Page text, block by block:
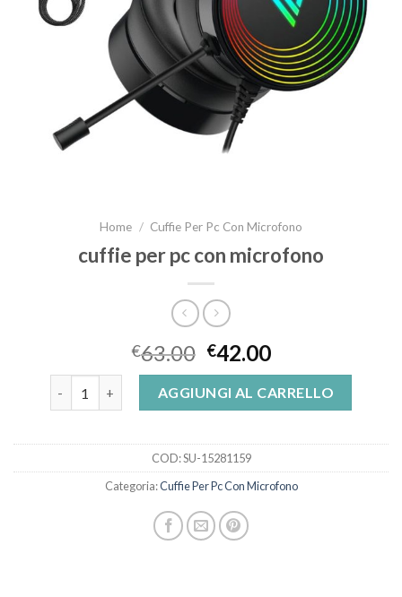
Home / Cuffie Per Pc Con Microfono
cuffie per pc con microfono
€63.00 €42.00
AGGIUNGI AL CARRELLO
COD:SU-15281159
Categoria:Cuffie Per Pc Con Microfono